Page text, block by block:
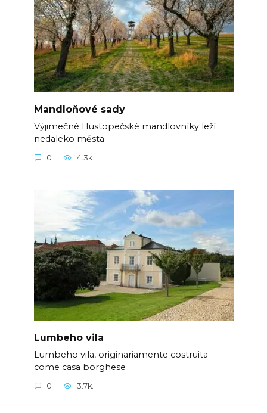
Mandloňové sady
Výjimečné Hustopečské mandlovníky leží
nedaleko města
0 4.3k.
Lumbeho vila
Lumbeho vila, originariamente costruita
come casa borghese
0 3.7k.